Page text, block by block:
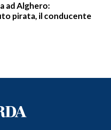
ad Alghero:
pirata, il conducente